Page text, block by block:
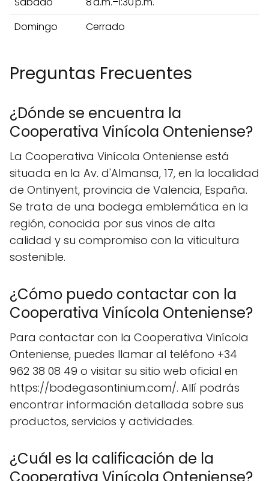
Domingo
Cerrado
Preguntas Frecuentes
¿Dónde se encuentra la
Cooperativa Vinícola Onteniense?
La Cooperativa Vinícola Onteniense está
situada en la Av. d'Almansa, 17, en la localidad
de Ontinyent, provincia de Valencia, España.
Se trata de una bodega emblemática en la
región, conocida por sus vinos de alta
calidad y su compromiso con la viticultura
sostenible.
¿Cómo puedo contactar con la
Cooperativa Vinícola Onteniense?
Para contactar con la Cooperativa Vinícola
Onteniense, puedes llamar al teléfono +34
962 38 08 49 o visitar su sitio web oficial en
https://bodegasontinium.com/. Allí podrás
encontrar información detallada sobre sus
productos, servicios y actividades.
¿Cuál es la calificación de la
Cooperativa Vinícola Onteniense?